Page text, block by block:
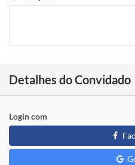
Detalhes do Convidado
Login com